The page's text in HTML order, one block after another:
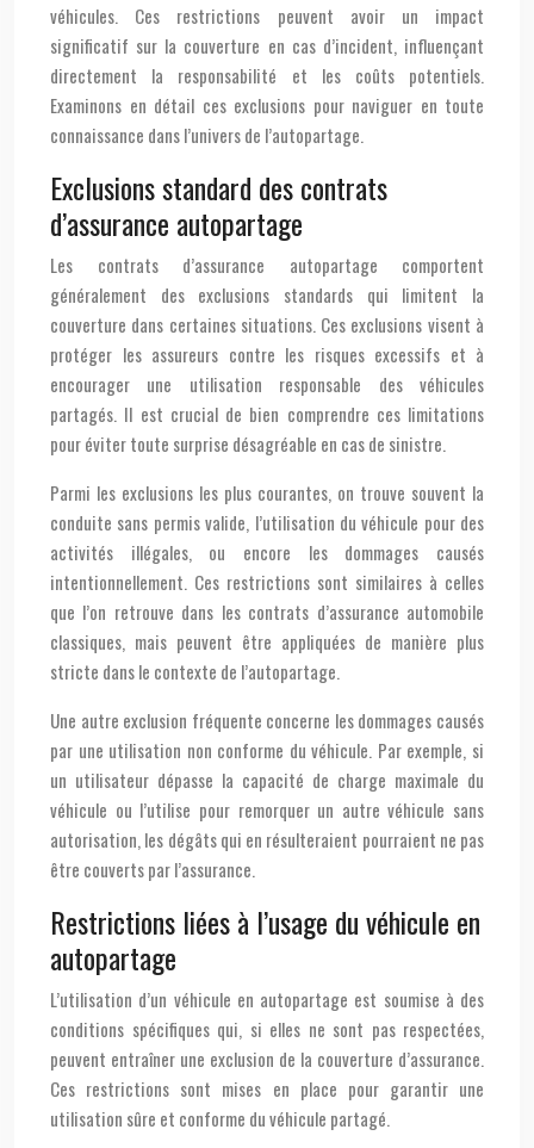
véhicules. Ces restrictions peuvent avoir un impact
significatif sur la couverture en cas d’incident, influençant
directement la responsabilité et les coûts potentiels.
Examinons en détail ces exclusions pour naviguer en toute
connaissance dans l’univers de l’autopartage.
Exclusions standard des contrats
d’assurance autopartage
Les contrats d’assurance autopartage comportent
généralement des exclusions standards qui limitent la
couverture dans certaines situations. Ces exclusions visent à
protéger les assureurs contre les risques excessifs et à
encourager une utilisation responsable des véhicules
partagés. Il est crucial de bien comprendre ces limitations
pour éviter toute surprise désagréable en cas de sinistre.
Parmi les exclusions les plus courantes, on trouve souvent la
conduite sans permis valide, l’utilisation du véhicule pour des
activités illégales, ou encore les dommages causés
intentionnellement. Ces restrictions sont similaires à celles
que l’on retrouve dans les contrats d’assurance automobile
classiques, mais peuvent être appliquées de manière plus
stricte dans le contexte de l’autopartage.
Une autre exclusion fréquente concerne les dommages causés
par une utilisation non conforme du véhicule. Par exemple, si
un utilisateur dépasse la capacité de charge maximale du
véhicule ou l’utilise pour remorquer un autre véhicule sans
autorisation, les dégâts qui en résulteraient pourraient ne pas
être couverts par l’assurance.
Restrictions liées à l’usage du véhicule en
autopartage
L’utilisation d’un véhicule en autopartage est soumise à des
conditions spécifiques qui, si elles ne sont pas respectées,
peuvent entraîner une exclusion de la couverture d’assurance.
Ces restrictions sont mises en place pour garantir une
utilisation sûre et conforme du véhicule partagé.